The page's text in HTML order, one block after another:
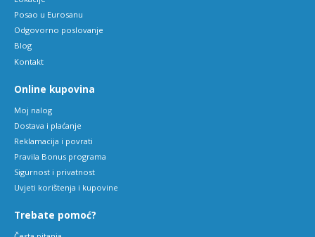
Posao u Eurosanu
Odgovorno poslovanje
Blog
Kontakt
Online kupovina
Moj nalog
Dostava i plaćanje
Reklamacija i povrati
Pravila Bonus programa
Sigurnost i privatnost
Uvjeti korištenja i kupovine
Trebate pomoć?